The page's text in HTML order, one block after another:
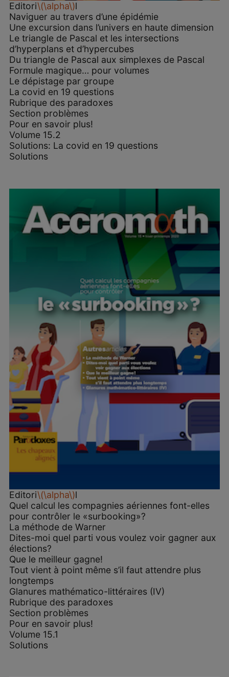
Editori\(\alpha\)l
Naviguer au travers d’une épidémie
Une excursion dans l’univers en haute dimension
Le triangle de Pascal et les intersections
d’hyperplans et d’hypercubes
Du triangle de Pascal aux simplexes de Pascal
Formule magique… pour volumes
Le dépistage par groupe
La covid en 19 questions
Rubrique des paradoxes
Section problèmes
Pour en savoir plus!
Volume 15.2
Solutions: La covid en 19 questions
Solutions
Editori\(\alpha\)l
Quel calcul les compagnies aériennes font-elles
pour contrôler le «surbooking»?
La méthode de Warner
Dites-moi quel parti vous voulez voir gagner aux
élections?
Que le meilleur gagne!
Tout vient à point même s’il faut attendre plus
longtemps
Glanures mathématico-littéraires (IV)
Rubrique des paradoxes
Section problèmes
Pour en savoir plus!
Volume 15.1
Solutions